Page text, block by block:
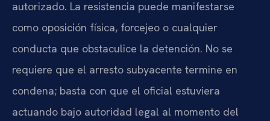
autorizado. La resistencia puede manifestarse
como oposición física, forcejeo o cualquier
conducta que obstaculice la detención. No se
requiere que el arresto subyacente termine en
condena; basta con que el oficial estuviera
actuando bajo autoridad legal al momento del